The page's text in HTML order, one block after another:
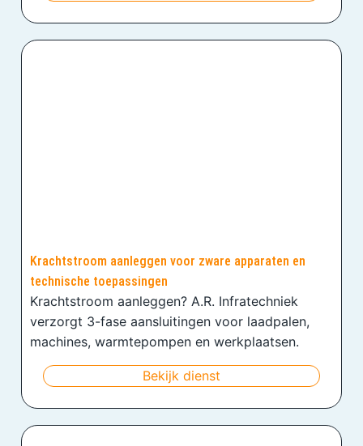
Krachtstroom aanleggen voor zware apparaten en
technische toepassingen
Krachtstroom aanleggen? A.R. Infratechniek
verzorgt 3-fase aansluitingen voor laadpalen,
machines, warmtepompen en werkplaatsen.
Bekijk dienst